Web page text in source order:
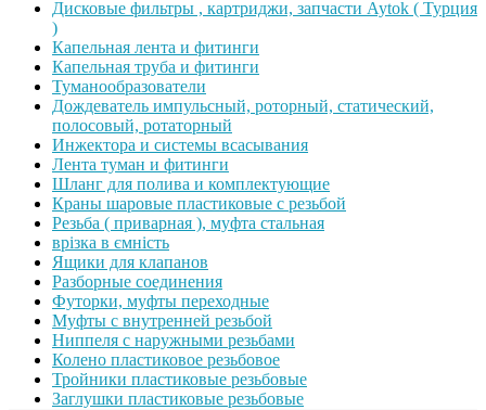
Дисковые фильтры , картриджи, запчасти Aytok ( Турция
)
Капельная лента и фитинги
Капельная труба и фитинги
Туманообразователи
Дождеватель импульсный, роторный, статический,
полосовый, ротаторный
Инжектора и системы всасывания
Лента туман и фитинги
Шланг для полива и комплектующие
Краны шаровые пластиковые с резьбой
Резьба ( приварная ), муфта стальная
врізка в ємність
Ящики для клапанов
Разборные соединения
Футорки, муфты переходные
Муфты с внутренней резьбой
Ниппеля с наружными резьбами
Колено пластиковое резьбовое
Тройники пластиковые резьбовые
Заглушки пластиковые резьбовые